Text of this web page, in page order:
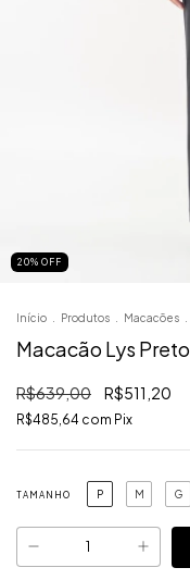
20% OFF
Início Produtos Macacões
Macacão Lys Preto
R$639,00 R$511,20
R$485,64 com Pix
TAMANHO P M G